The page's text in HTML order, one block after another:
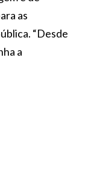
as
“Desde
a